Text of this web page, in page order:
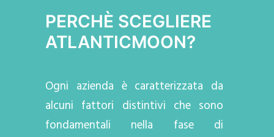
PERCHÈ SCEGLIERE
ATLANTICMOON?
Ogni azienda è caratterizzata da
alcuni fattori distintivi che sono
fondamentali nella fase di